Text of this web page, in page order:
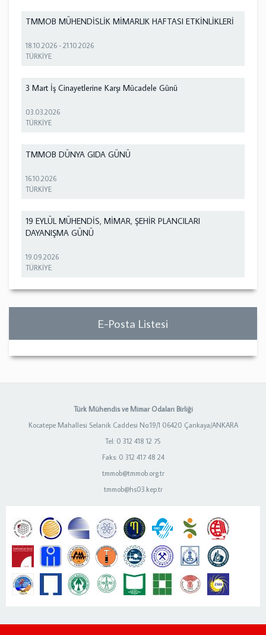
TMMOB MÜHENDİSLİK MİMARLIK HAFTASI ETKİNLİKLERİ
18.10.2026 -21.10.2026
TÜRKİYE
3 Mart İş Cinayetlerine Karşı Mücadele Günü
03.03.2026
TÜRKİYE
TMMOB DÜNYA GIDA GÜNÜ
16.10.2026
TÜRKİYE
19 EYLÜL MÜHENDİS, MİMAR, ŞEHİR PLANCILARI
DAYANIŞMA GÜNÜ
19.09.2026
TÜRKİYE
E-Posta Listesi
Türk Mühendis ve Mimar Odaları Birliği
Kocatepe Mahallesi Selanik Caddesi No:19/1 06420 Çankaya/ANKARA
Tel: 0 312 418 12 75
Faks: 0 312 417 48 24
tmmob@tmmob.org.tr
tmmob@hs03.kep.tr